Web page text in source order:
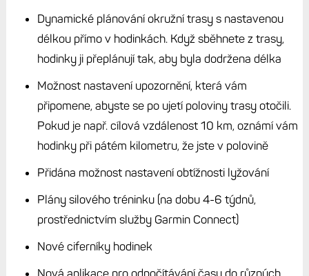
Dynamické plánování okružní trasy s nastavenou
délkou přímo v hodinkách. Když sběhnete z trasy,
hodinky ji přeplánují tak, aby byla dodržena délka
Možnost nastavení upozornění, která vám
připomene, abyste se po ujetí poloviny trasy otočili.
Pokud je např. cílová vzdálenost 10 km, oznámí vám
hodinky při pátém kilometru, že jste v polovině
Přidána možnost nastavení obtížnosti lyžování
Plány silového tréninku (na dobu 4-6 týdnů,
prostřednictvím služby Garmin Connect)
Nové ciferníky hodinek
Nová aplikace pro odpočítávání času do různých